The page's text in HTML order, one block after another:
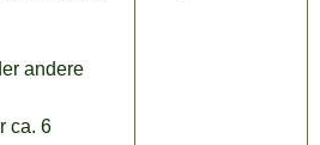
andere
ca. 6